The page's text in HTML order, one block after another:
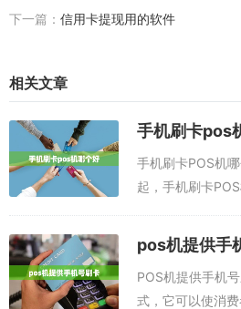
下一篇： 信用卡提现用的软件
相关文章
手机刷卡pos
手机刷卡POS机
起，手机刷卡
求。但由于市场
功能、性能也有
pos机提供手
POS机提供手机
式，它可以使消